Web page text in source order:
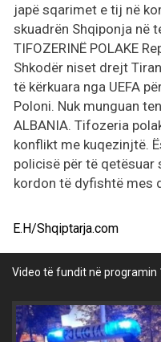
japë sqarimet e tij në
skuadrën Shqiponja në
TIFOZERINË POLAKE
Shkodër niset drejt
të kërkuara nga UEFA
Poloni. Nuk munguan
ALBANIA. Tifozeria
konflikt me kuqezinjtë.
policisë për të qetësuar
kordon të dyfishtë mes
E.H/Shqiptarja.com
Video të fundit në programin